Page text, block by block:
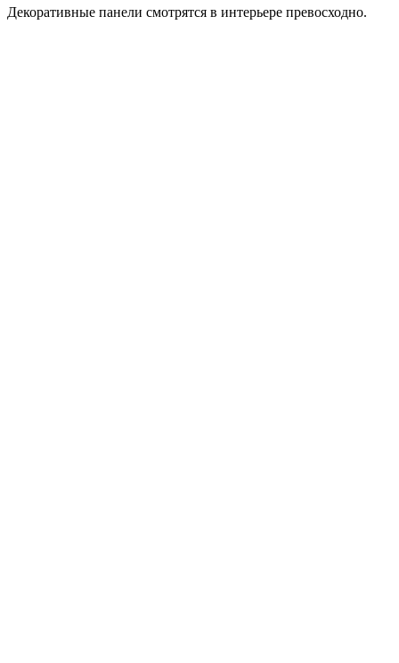
Декоративные панели смотрятся в интерьере превосходно.